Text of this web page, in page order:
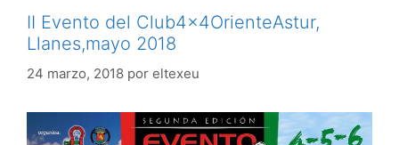
II Evento del Club4x4OrienteAstur,
Llanes,mayo 2018
24 marzo, 2018 por eltexeu